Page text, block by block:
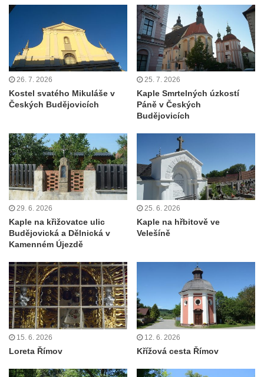
svatého Michaela Archanděla v Bochově
Mildeova kaple pod Ortelem
Kostel Zvěstování Panny Marie v Duchcově
Výklenková kaple v Teplické ulici u stadionu
Evangelický kostel v Duchcově
Kaple svaté Anny v Jeníkově
Kaple Panny Marie v Lahošti
Kaple svatého Jana Nepomuckého v
Lahošti
Kostel svatého Mikuláše v Mikulášovicích
Kaple Tří otců v Mikulášovicích
Kaple Matky Boží v Mikulášovicích
Kaple Andělů strážných (Fürleova kaple) v
Mikulášovicích
Balzerova kaple v Mikulášovicích
Kostel svatého Václava ve Šluknově
Kostel svatého Mikuláše v Třebušíně
Klášterní kostel svatého Františka z Assisi v
Zákupech
26. 7. 2026
Kostel svatého Mikuláše v
Českých Budějovicích
25. 7. 2026
Kaple Smrtelných úzkostí
Páně v Českých
Budějovicích
29. 6. 2026
Kaple na křižovatce ulic
Budějovická a Dělnická v
Kamenném Újezdě
25. 6. 2026
Kaple na hřbitově ve
Velešíně
15. 6. 2026
Loreta Římov
12. 6. 2026
Křížová cesta Římov